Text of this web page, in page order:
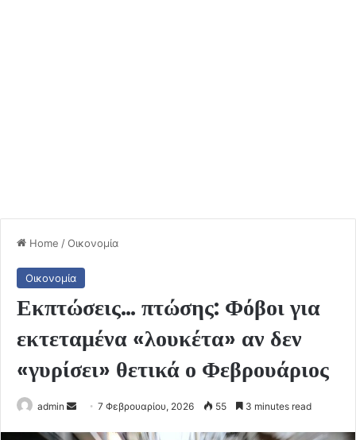
Home /Οικονομία
Οικονομία
Εκπτώσεις… πτώσης: Φόβοι για
εκτεταμένα «λουκέτα» αν δεν
«γυρίσει» θετικά ο Φεβρουάριος
admin
Send7 Φεβρουαρίου, 2026 55 3 minutes read